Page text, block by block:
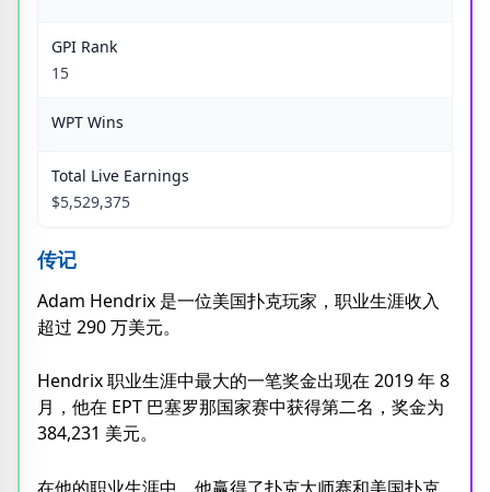
GPI Rank
15
WPT Wins
Total Live Earnings
$5,529,375
传记
Adam Hendrix 是一位美国扑克玩家，职业生涯收入
超过 290 万美元。
Hendrix 职业生涯中最大的一笔奖金出现在 2019 年 8
月，他在 EPT 巴塞罗那国家赛中获得第二名，奖金为
384,231 美元。